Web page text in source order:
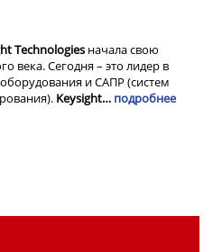
Technologies начала свою
века. Сегодня – это лидер в
и САПР (систем
Keysight… подробнее